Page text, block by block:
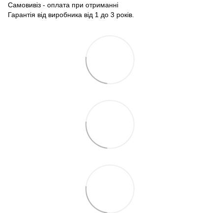
Самовивіз - оплата при отриманні
Гарантія від виробника від 1 до 3 років.